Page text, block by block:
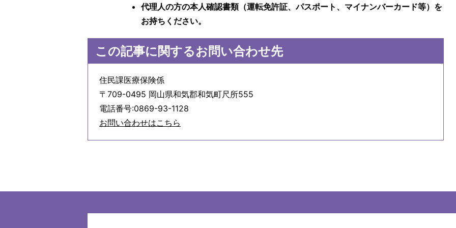
代理人の方の本人確認書類（運転免許証、パスポート、マイナンバーカード等）を
お持ちください。
この記事に関するお問い合わせ先
住民課医療保険係
〒709-0495 岡山県和気郡和気町尺所555
電話番号:0869-93-1128
お問い合わせはこちら